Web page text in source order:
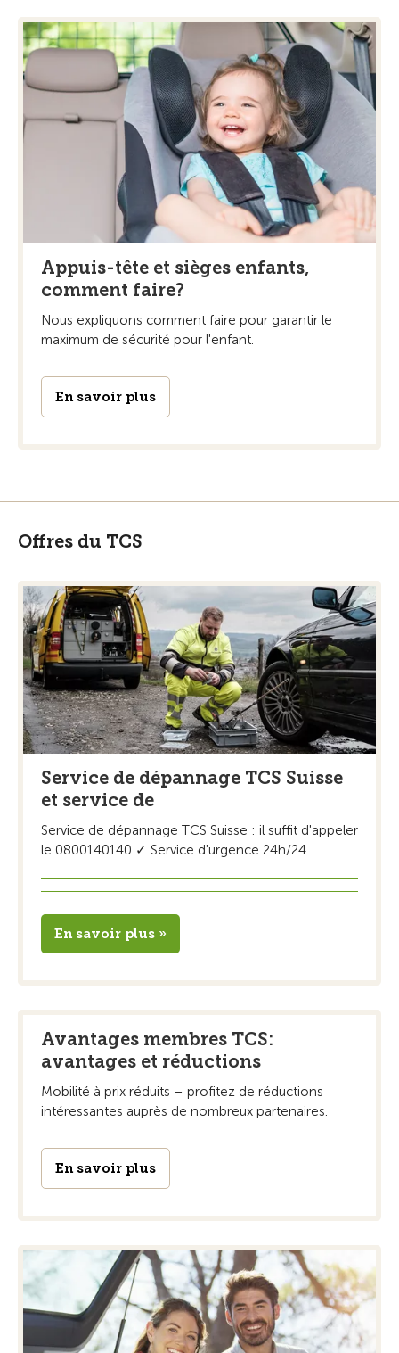
Appuis-tête et sièges enfants,
comment faire?
Nous expliquons comment faire pour garantir le
maximum de sécurité pour l'enfant.
En savoir plus
Offres du TCS
Service de dépannage TCS Suisse
et service de
Service de dépannage TCS Suisse : il suffit d'appeler
le 0800140140 ✓ Service d'urgence 24h/24 ...
En savoir plus »
Avantages membres TCS:
avantages et réductions
Mobilité à prix réduits – profitez de réductions
intéressantes auprès de nombreux partenaires.
En savoir plus